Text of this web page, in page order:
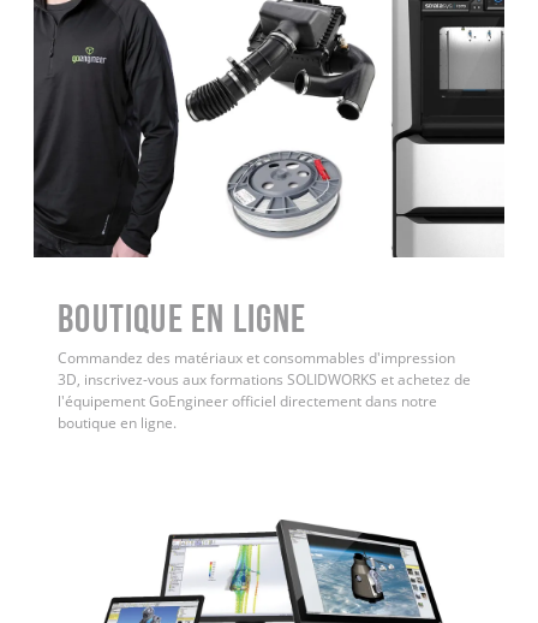
Boutique en ligne
Commandez des matériaux et consommables d'impression
3D, inscrivez-vous aux formations SOLIDWORKS et achetez de
l'équipement GoEngineer officiel directement dans notre
boutique en ligne.